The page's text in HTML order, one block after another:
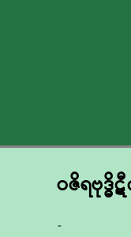
ဝဇိရဗုဒ္
-